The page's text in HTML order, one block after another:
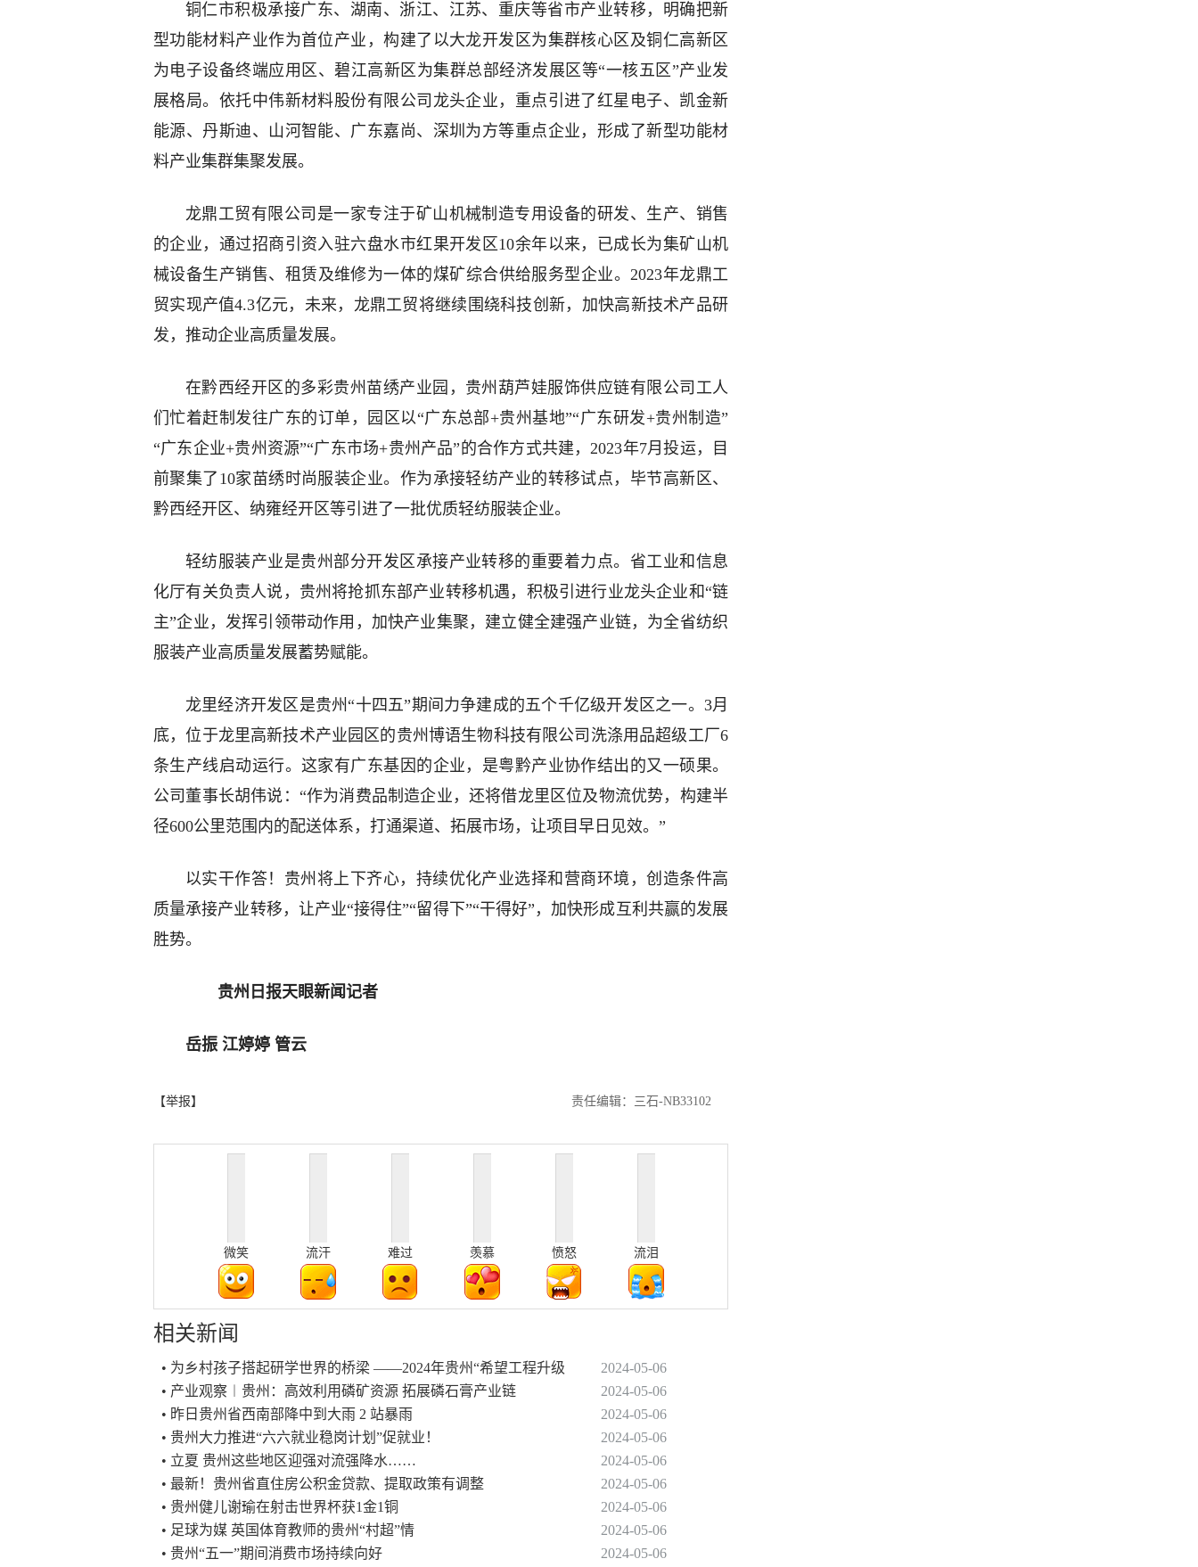
铜仁市积极承接广东、湖南、浙江、江苏、重庆等省市产业转移，明确把新
型功能材料产业作为首位产业，构建了以大龙开发区为集群核心区及铜仁高新区
为电子设备终端应用区、碧江高新区为集群总部经济发展区等“一核五区”产业发
展格局。依托中伟新材料股份有限公司龙头企业，重点引进了红星电子、凯金新
能源、丹斯迪、山河智能、广东嘉尚、深圳为方等重点企业，形成了新型功能材
料产业集群集聚发展。
龙鼎工贸有限公司是一家专注于矿山机械制造专用设备的研发、生产、销售
的企业，通过招商引资入驻六盘水市红果开发区10余年以来，已成长为集矿山机
械设备生产销售、租赁及维修为一体的煤矿综合供给服务型企业。2023年龙鼎工
贸实现产值4.3亿元，未来，龙鼎工贸将继续围绕科技创新，加快高新技术产品研
发，推动企业高质量发展。
在黔西经开区的多彩贵州苗绣产业园，贵州葫芦娃服饰供应链有限公司工人
们忙着赶制发往广东的订单，园区以“广东总部+贵州基地”“广东研发+贵州制造”
“广东企业+贵州资源”“广东市场+贵州产品”的合作方式共建，2023年7月投运，目
前聚集了10家苗绣时尚服装企业。作为承接轻纺产业的转移试点，毕节高新区、
黔西经开区、纳雍经开区等引进了一批优质轻纺服装企业。
轻纺服装产业是贵州部分开发区承接产业转移的重要着力点。省工业和信息
化厅有关负责人说，贵州将抢抓东部产业转移机遇，积极引进行业龙头企业和“链
主”企业，发挥引领带动作用，加快产业集聚，建立健全建强产业链，为全省纺织
服装产业高质量发展蓄势赋能。
龙里经济开发区是贵州“十四五”期间力争建成的五个千亿级开发区之一。3月
底，位于龙里高新技术产业园区的贵州博语生物科技有限公司洗涤用品超级工厂6
条生产线启动运行。这家有广东基因的企业，是粤黔产业协作结出的又一硕果。
公司董事长胡伟说：“作为消费品制造企业，还将借龙里区位及物流优势，构建半
径600公里范围内的配送体系，打通渠道、拓展市场，让项目早日见效。”
以实干作答！贵州将上下齐心，持续优化产业选择和营商环境，创造条件高
质量承接产业转移，让产业“接得住”“留得下”“干得好”，加快形成互利共赢的发展
胜势。
贵州日报天眼新闻记者
岳振 江婷婷 管云
【举报】 责任编辑：三石-NB33102
微笑 流汗 难过 羡慕 愤怒 流泪
相关新闻
• 为乡村孩子搭起研学世界的桥梁 ——2024年贵州“希望工程升级
2024-05-06
• 产业观察︱贵州：高效利用磷矿资源 拓展磷石膏产业链
2024-05-06
• 昨日贵州省西南部降中到大雨 2 站暴雨
2024-05-06
• 贵州大力推进“六六就业稳岗计划”促就业！
2024-05-06
• 立夏 贵州这些地区迎强对流强降水……
2024-05-06
• 最新！贵州省直住房公积金贷款、提取政策有调整
2024-05-06
• 贵州健儿谢瑜在射击世界杯获1金1铜
2024-05-06
• 足球为媒 英国体育教师的贵州“村超”情
2024-05-06
• 贵州“五一”期间消费市场持续向好
2024-05-06